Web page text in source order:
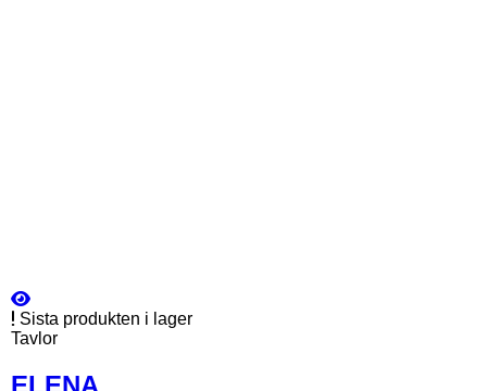
Sista produkten i lager
Tavlor
ELENA